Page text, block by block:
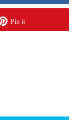
Pin it